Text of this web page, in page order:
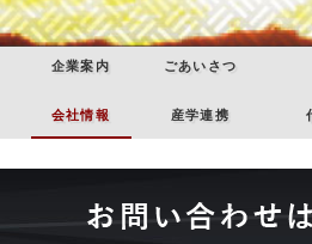
企業案内 ごあいさつ
会社情報 産学連携